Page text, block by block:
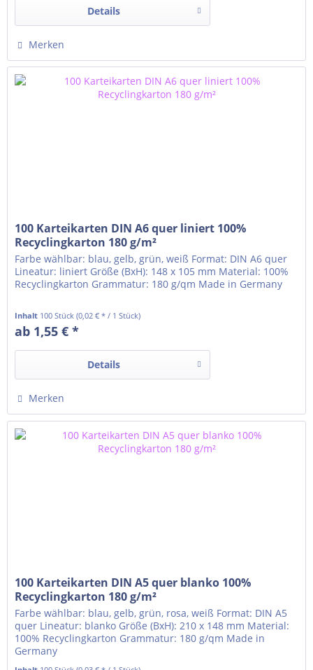
Details
Merken
100 Karteikarten DIN A6 quer liniert 100%
Recyclingkarton 180 g/m²
Farbe wählbar: blau, gelb, grün, weiß Format: DIN A6 quer
Lineatur: liniert Größe (BxH): 148 x 105 mm Material: 100%
Recyclingkarton Grammatur: 180 g/qm Made in Germany
Inhalt 100 Stück(0,02 € * / 1 Stück)
ab 1,55 € *
Details
Merken
100 Karteikarten DIN A5 quer blanko 100%
Recyclingkarton 180 g/m²
Farbe wählbar: blau, gelb, grün, rosa, weiß Format: DIN A5
quer Lineatur: blanko Größe (BxH): 210 x 148 mm Material:
100% Recyclingkarton Grammatur: 180 g/qm Made in
Germany